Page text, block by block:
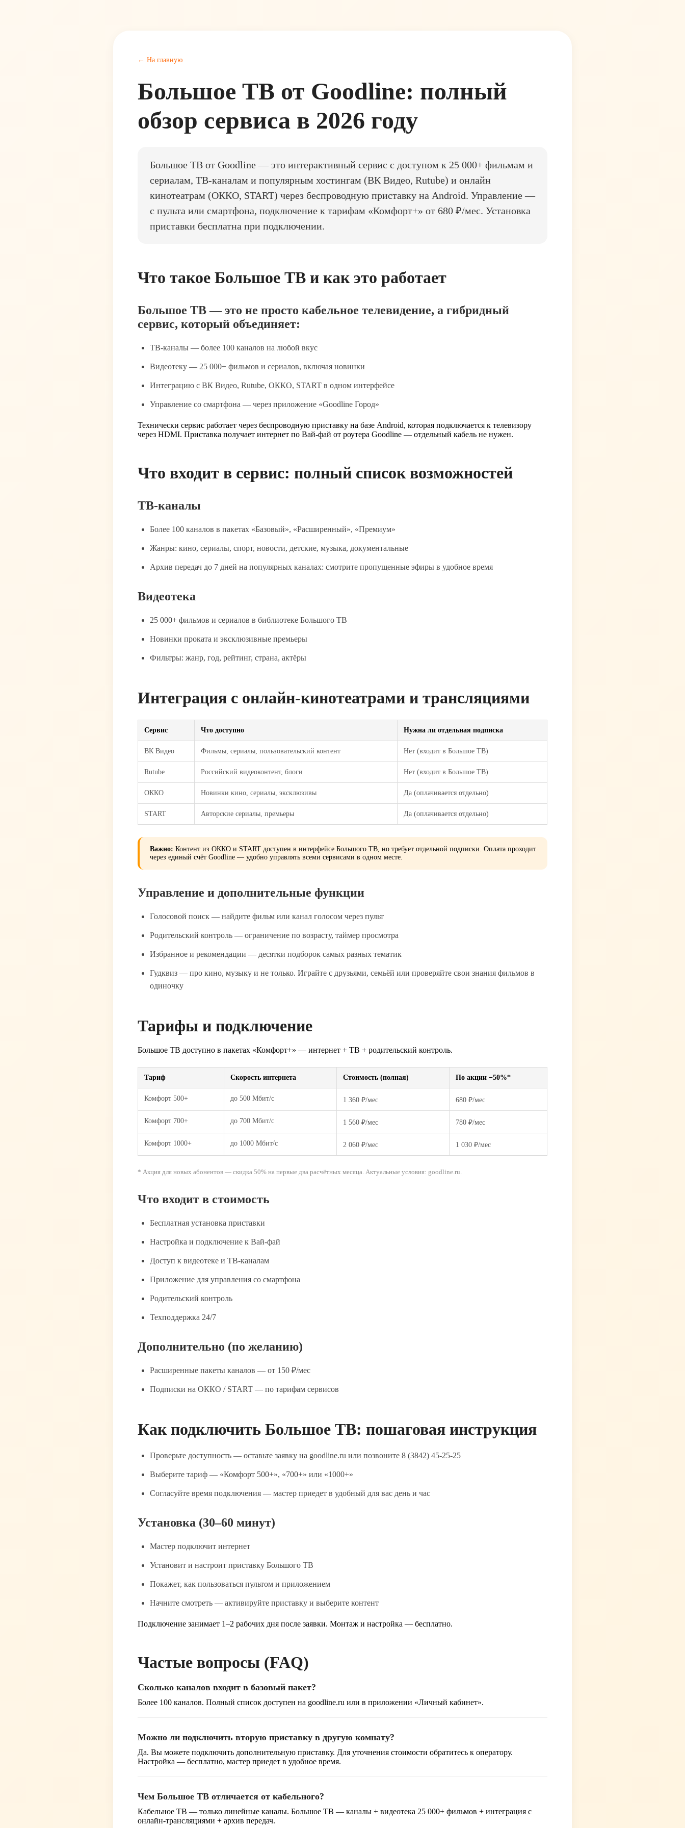
← На главную
Большое ТВ от Goodline: полный
обзор сервиса в 2026 году
Большое ТВ от Goodline — это интерактивный сервис с доступом к 25 000+ фильмам и
сериалам, ТВ-каналам и популярным хостингам (ВК Видео, Rutube) и онлайн
кинотеатрам (ОККО, START) через беспроводную приставку на Android. Управление —
с пульта или смартфона, подключение к тарифам «Комфорт+» от 680 ₽/мес. Установка
приставки бесплатна при подключении.
Что такое Большое ТВ и как это работает
Большое ТВ — это не просто кабельное телевидение, а гибридный
сервис, который объединяет:
ТВ-каналы — более 100 каналов на любой вкус
Видеотеку — 25 000+ фильмов и сериалов, включая новинки
Интеграцию с ВК Видео, Rutube, ОККО, START в одном интерфейсе
Управление со смартфона — через приложение «Goodline Город»
Технически сервис работает через беспроводную приставку на базе Android, которая подключается к телевизору
через HDMI. Приставка получает интернет по Вай-фай от роутера Goodline — отдельный кабель не нужен.
Что входит в сервис: полный список возможностей
ТВ-каналы
Более 100 каналов в пакетах «Базовый», «Расширенный», «Премиум»
Жанры: кино, сериалы, спорт, новости, детские, музыка, документальные
Архив передач до 7 дней на популярных каналах: смотрите пропущенные эфиры в удобное время
Видеотека
25 000+ фильмов и сериалов в библиотеке Большого ТВ
Новинки проката и эксклюзивные премьеры
Фильтры: жанр, год, рейтинг, страна, актёры
Интеграция с онлайн-кинотеатрами и трансляциями
Сервис Что доступно Нужна ли отдельная подписка
ВК Видео Фильмы, сериалы, пользовательский контент Нет (входит в Большое ТВ)
Rutube Российский видеоконтент, блоги Нет (входит в Большое ТВ)
ОККО Новинки кино, сериалы, эксклюзивы Да (оплачивается отдельно)
START Авторские сериалы, премьеры Да (оплачивается отдельно)
Важно: Контент из ОККО и START доступен в интерфейсе Большого ТВ, но требует отдельной подписки. Оплата проходит
через единый счёт Goodline — удобно управлять всеми сервисами в одном месте.
Управление и дополнительные функции
Голосовой поиск — найдите фильм или канал голосом через пульт
Родительский контроль — ограничение по возрасту, таймер просмотра
Избранное и рекомендации — десятки подборок самых разных тематик
Гудквиз — про кино, музыку и не только. Играйте с друзьями, семьёй или проверяйте свои знания фильмов в
одиночку
Тарифы и подключение
Большое ТВ доступно в пакетах «Комфорт+» — интернет + ТВ + родительский контроль.
Тариф Скорость интернета Стоимость (полная) По акции −50%*
Комфорт 500+ до 500 Мбит/с 1 360 ₽/мес 680 ₽/мес
Комфорт 700+ до 700 Мбит/с 1 560 ₽/мес 780 ₽/мес
Комфорт 1000+ до 1000 Мбит/с 2 060 ₽/мес 1 030 ₽/мес
* Акция для новых абонентов — скидка 50% на первые два расчётных месяца. Актуальные условия: goodline.ru.
Что входит в стоимость
Бесплатная установка приставки
Настройка и подключение к Вай-фай
Доступ к видеотеке и ТВ-каналам
Приложение для управления со смартфона
Родительский контроль
Техподдержка 24/7
Дополнительно (по желанию)
Расширенные пакеты каналов — от 150 ₽/мес
Подписки на ОККО / START — по тарифам сервисов
Как подключить Большое ТВ: пошаговая инструкция
Проверьте доступность — оставьте заявку на goodline.ru или позвоните 8 (3842) 45-25-25
Выберите тариф — «Комфорт 500+», «700+» или «1000+»
Согласуйте время подключения — мастер приедет в удобный для вас день и час
Установка (30–60 минут)
Мастер подключит интернет
Установит и настроит приставку Большого ТВ
Покажет, как пользоваться пультом и приложением
Начните смотреть — активируйте приставку и выберите контент
Подключение занимает 1–2 рабочих дня после заявки. Монтаж и настройка — бесплатно.
Частые вопросы (FAQ)
Сколько каналов входит в базовый пакет?
Более 100 каналов. Полный список доступен на goodline.ru или в приложении «Личный кабинет».
Можно ли подключить вторую приставку в другую комнату?
Да. Вы можете подключить дополнительную приставку. Для уточнения стоимости обратитесь к оператору.
Настройка — бесплатно, мастер приедет в удобное время.
Чем Большое ТВ отличается от кабельного?
Кабельное ТВ — только линейные каналы. Большое ТВ — каналы + видеотека 25 000+ фильмов + интеграция с
онлайн-трансляциями + архив передач.